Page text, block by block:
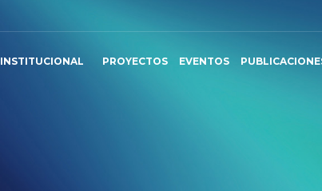
INSTITUCIONAL PROYECTOS EVENTOS